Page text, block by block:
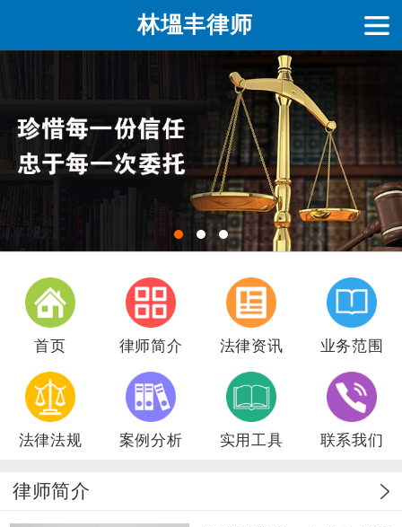
林塭丰律师
首页 律师简介 法律资讯 业务范围
法律法规 案例分析 实用工具 联系我们
律师简介